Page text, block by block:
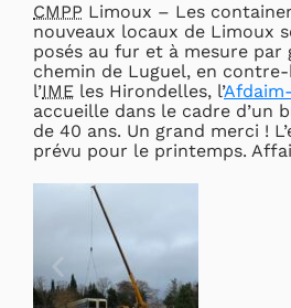
CMPP Limoux – Les
nouveaux locaux de Limoux
posés au fur et à mesure par
chemin de Luguel, en
l’IME les Hirondelles, l’
accueille dans le cadre d’un
de 40 ans. Un grand merci !
prévu pour le printemps.